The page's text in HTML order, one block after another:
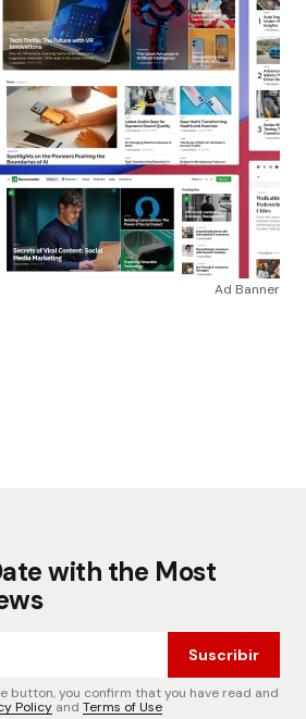
Ad Banner
with the Most
Suscribir
button, you confirm that you have read and
Policy and Terms of Use